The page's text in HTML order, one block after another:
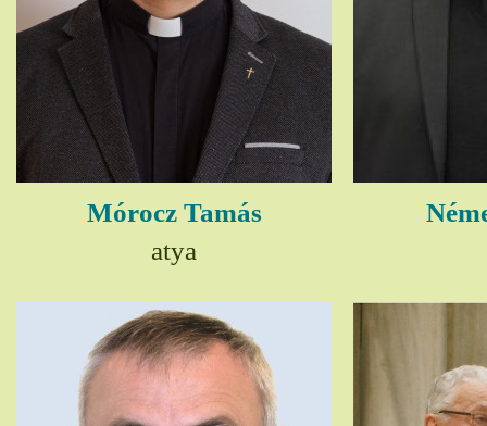
Mórocz Tamás
atya